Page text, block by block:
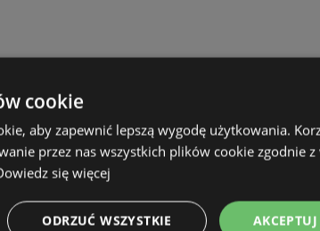
cookie
aby zapewnić lepszą wygodę użytkowania.
przez nas wszystkich plików cookie zgodnie
się więcej
ODRZUĆ WSZYSTKIE